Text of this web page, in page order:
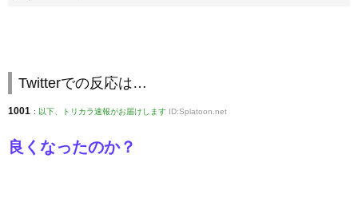
Twitterでの反応は…
1001 : 以下、トリカラ速報がお届けします ID:Splatoon.net
良くなったのか？